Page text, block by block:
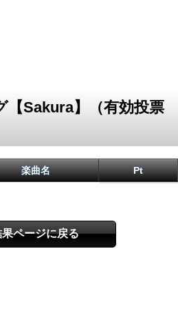
【Sakura】（有効投票
楽曲名 Pt
ページに戻る